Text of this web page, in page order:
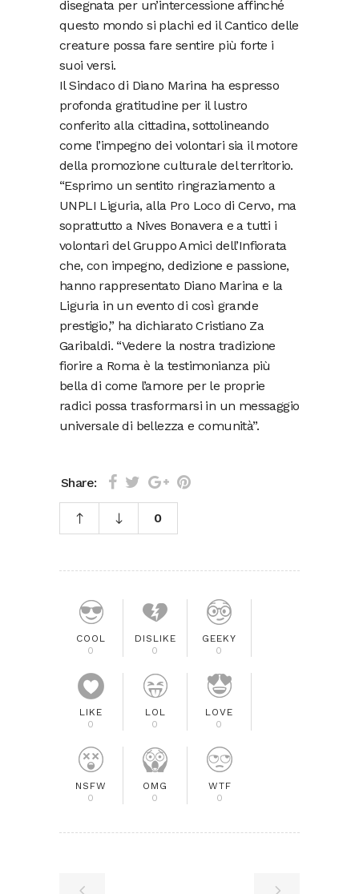
disegnata per un’intercessione affinché
questo mondo si plachi ed il Cantico delle
creature possa fare sentire più forte i
suoi versi.
Il Sindaco di Diano Marina ha espresso
profonda gratitudine per il lustro
conferito alla cittadina, sottolineando
come l’impegno dei volontari sia il motore
della promozione culturale del territorio.
“Esprimo un sentito ringraziamento a
UNPLI Liguria, alla Pro Loco di Cervo, ma
soprattutto a Nives Bonavera e a tutti i
volontari del Gruppo Amici dell’Infiorata
che, con impegno, dedizione e passione,
hanno rappresentato Diano Marina e la
Liguria in un evento di così grande
prestigio,” ha dichiarato Cristiano Za
Garibaldi. “Vedere la nostra tradizione
fiorire a Roma è la testimonianza più
bella di come l’amore per le proprie
radici possa trasformarsi in un messaggio
universale di bellezza e comunità”.
Share:
0
COOL
0
DISLIKE
0
GEEKY
0
LIKE
0
LOL
0
LOVE
0
NSFW
0
OMG
0
WTF
0